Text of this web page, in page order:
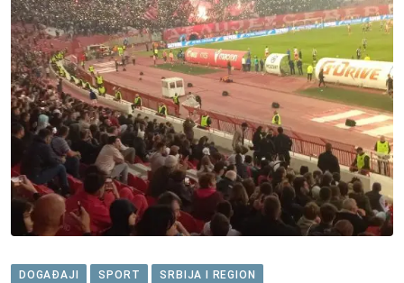
DOGAĐAJI SPORT SRBIJA I REGION